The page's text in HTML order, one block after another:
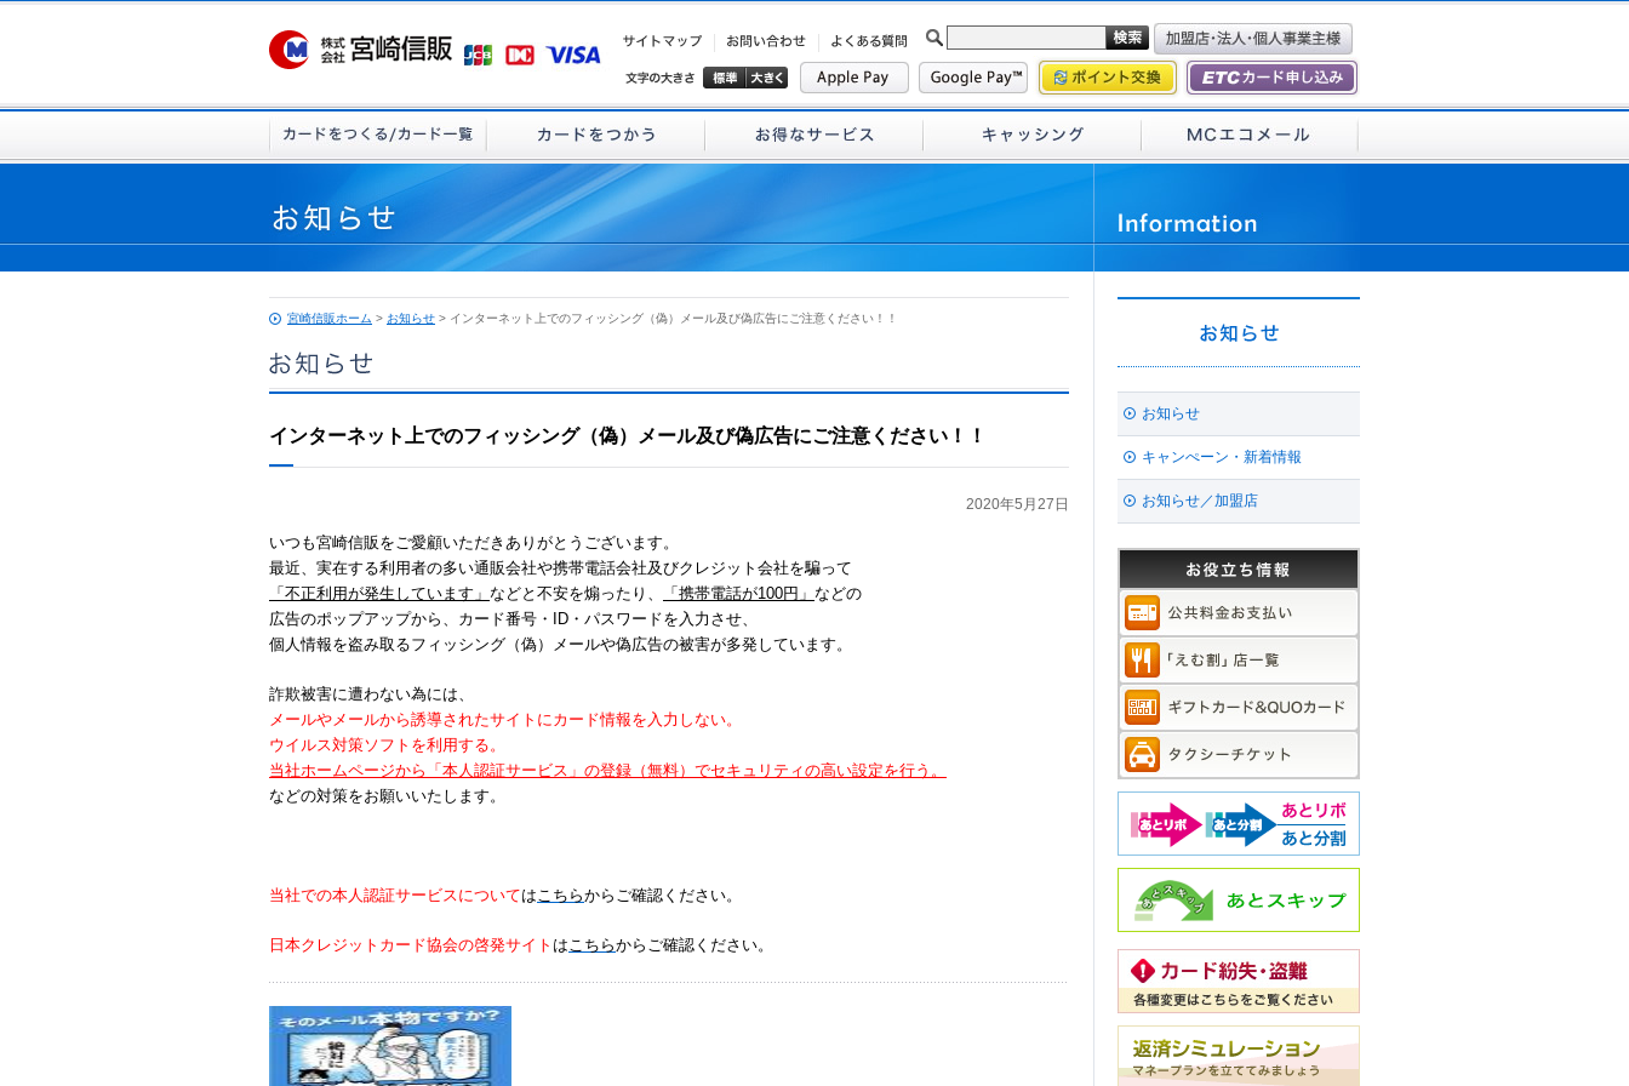
宮崎信販ホーム > お知らせ > インターネット上でのフィッシング（偽）メール及び偽広告にご注意ください！！
インターネット上でのフィッシング（偽）メール及び偽広告にご注意ください！！
2020年5月27日
いつも宮崎信販をご愛顧いただきありがとうございます。
最近、実在する利用者の多い通販会社や携帯電話会社及びクレジット会社を騙って
「不正利用が発生しています」 などと不安を煽ったり、 「携帯電話が100円」 などの
広告のポップアップから、カード番号・ID・パスワードを入力させ、
個人情報を盗み取るフィッシング（偽）メールや偽広告の被害が多発しています。
詐欺被害に遭わない為には、
メールやメールから誘導されたサイトにカード情報を入力しない。
ウイルス対策ソフトを利用する。
当社ホームページから「本人認証サービス」の登録（無料）でセキュリティの高い設定を行う。
などの対策をお願いいたします。
当社での本人認証サービスについてはこちらからご確認ください。
日本クレジットカード協会の啓発サイト はこちらからご確認ください。
お知らせ
キャンぺーン・新着情報
お知らせ／加盟店